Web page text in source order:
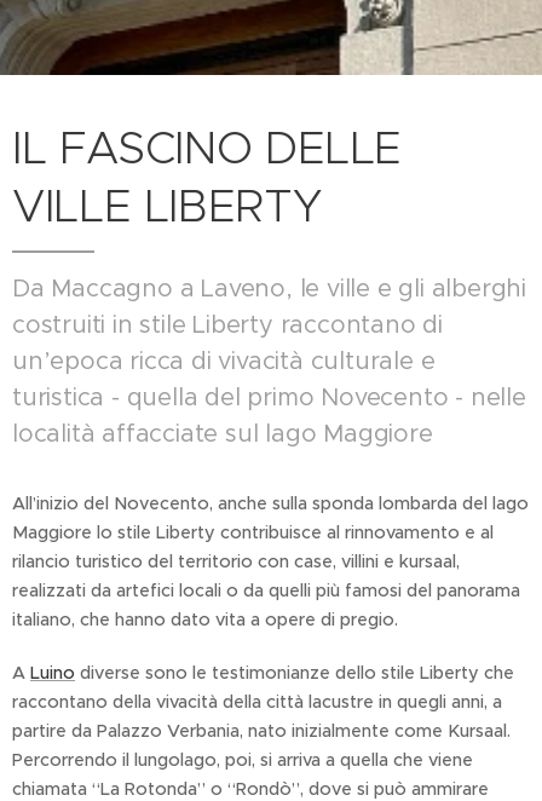
IL FASCINO DELLE
VILLE LIBERTY
Da Maccagno a Laveno, le ville e gli alberghi
costruiti in stile Liberty raccontano di
un’epoca ricca di vivacità culturale e
turistica - quella del primo Novecento - nelle
località affacciate sul lago Maggiore
All’inizio del Novecento, anche sulla sponda lombarda del lago
Maggiore lo stile Liberty contribuisce al rinnovamento e al
rilancio turistico del territorio con case, villini e kursaal,
realizzati da artefici locali o da quelli più famosi del panorama
italiano, che hanno dato vita a opere di pregio.
A Luino diverse sono le testimonianze dello stile Liberty che
raccontano della vivacità della città lacustre in quegli anni, a
partire da Palazzo Verbania, nato inizialmente come Kursaal.
Percorrendo il lungolago, poi, si arriva a quella che viene
chiamata “La Rotonda” o “Rondò”, dove si può ammirare